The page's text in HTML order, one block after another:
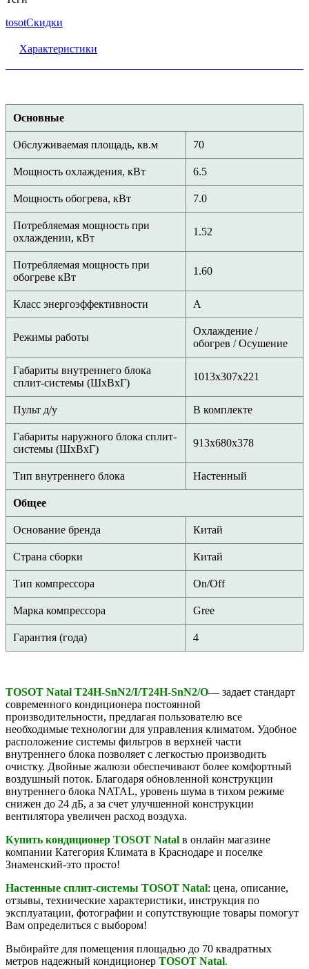
tosotСкидки
Характеристики
Основные
Обслуживаемая площадь, кв.м 70
Мощность охлаждения, кВт 6.5
Мощность обогрева, кВт 7.0
Потребляемая мощность при
охлаждении, кВт
1.52
Потребляемая мощность при
обогреве кВт
1.60
Класс энергоэффективности A
Режимы работы
Охлаждение /
обогрев / Осушение
Габариты внутреннего блока
сплит-системы (ШxВxГ)
1013x307x221
Пульт д/у В комплекте
Габариты наружного блока сплит-
системы (ШxВxГ)
913х680х378
Тип внутреннего блока Настенный
Общее
Основание бренда Китай
Страна сборки Китай
Тип компрессора On/Off
Марка компрессора Gree
Гарантия (года) 4
TOSOT Natal T24H-SnN2/I/T24H-SnN2/O— задает стандарт
современного кондиционера постоянной
производительности, предлагая пользователю все
необходимые технологии для управления климатом. Удобное
расположение системы фильтров в верхней части
внутреннего блока позволяет с легкостью производить
очистку. Двойные жалюзи обеспечивают более комфортный
воздушный поток. Благодаря обновленной конструкции
внутреннего блока NATAL, уровень шума в тихом режиме
снижен до 24 дБ, а за счет улучшенной конструкции
вентилятора увеличен расход воздуха.
Купить кондиционер TOSOT Natal в онлайн магазине
компании Категория Климата в Краснодаре и поселке
Знаменский-это просто!
Настенные сплит-системы TOSOT Natal: цена, описание,
отзывы, технические характеристики, инструкция по
эксплуатации, фотографии и сопутствующие товары помогут
Вам определиться с выбором!
Выбирайте для помещения площадью до 70 квадратных
метров надежный кондиционер TOSOT Natal.